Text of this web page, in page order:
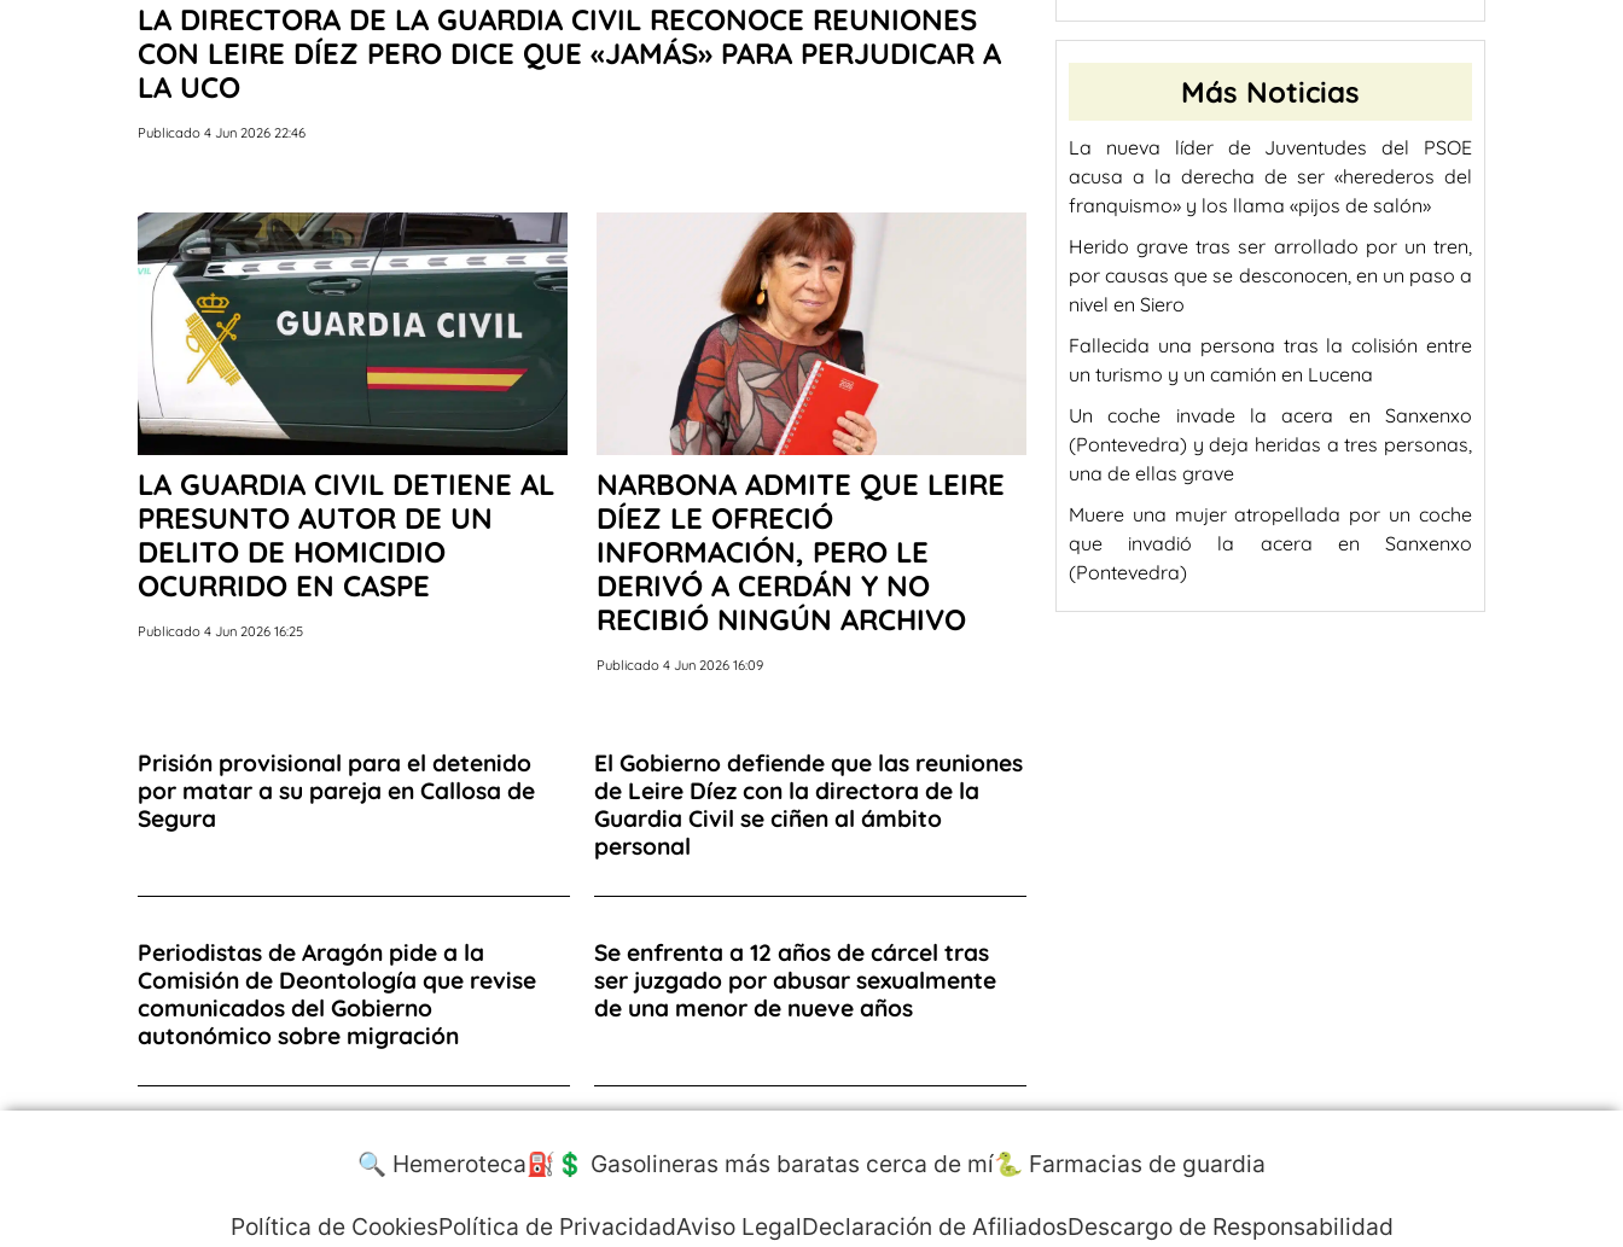
LA DIRECTORA DE LA GUARDIA CIVIL RECONOCE REUNIONES
CON LEIRE DÍEZ PERO DICE QUE «JAMÁS» PARA PERJUDICAR A
LA UCO
Publicado 4 Jun 2026 22:46
LA GUARDIA CIVIL DETIENE AL
PRESUNTO AUTOR DE UN
DELITO DE HOMICIDIO
OCURRIDO EN CASPE
Publicado 4 Jun 2026 16:25
NARBONA ADMITE QUE LEIRE
DÍEZ LE OFRECIÓ
INFORMACIÓN, PERO LE
DERIVÓ A CERDÁN Y NO
RECIBIÓ NINGÚN ARCHIVO
Publicado 4 Jun 2026 16:09
Prisión provisional para el detenido
por matar a su pareja en Callosa de
Segura
El Gobierno defiende que las reuniones
de Leire Díez con la directora de la
Guardia Civil se ciñen al ámbito
personal
Periodistas de Aragón pide a la
Comisión de Deontología que revise
comunicados del Gobierno
autonómico sobre migración
Se enfrenta a 12 años de cárcel tras
ser juzgado por abusar sexualmente
de una menor de nueve años
Más Noticias
La nueva líder de Juventudes del PSOE
acusa a la derecha de ser «herederos del
franquismo» y los llama «pijos de salón»
Herido grave tras ser arrollado por un tren,
por causas que se desconocen, en un paso a
nivel en Siero
Fallecida una persona tras la colisión entre
un turismo y un camión en Lucena
Un coche invade la acera en Sanxenxo
(Pontevedra) y deja heridas a tres personas,
una de ellas grave
Muere una mujer atropellada por un coche
que invadió la acera en Sanxenxo
(Pontevedra)
🔍 Hemeroteca⛽️💲 Gasolineras más baratas cerca de mí🐍 Farmacias de guardia
Política de CookiesPolítica de PrivacidadAviso LegalDeclaración de AfiliadosDescargo de Responsabilidad